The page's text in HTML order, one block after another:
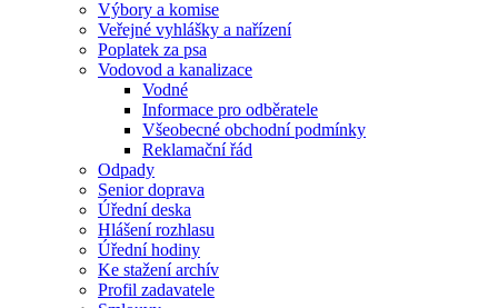
Výbory a komise
Veřejné vyhlášky a nařízení
Poplatek za psa
Vodovod a kanalizace
Vodné
Informace pro odběratele
Všeobecné obchodní podmínky
Reklamační řád
Odpady
Senior doprava
Úřední deska
Hlášení rozhlasu
Úřední hodiny
Ke stažení archív
Profil zadavatele